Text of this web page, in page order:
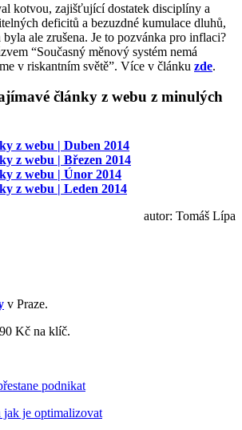
kotvou, zajišťující dostatek disciplíny a
deficitů a bezuzdné kumulace dluhů,
ale zrušena. Je to pozvánka pro inflaci?
“Současný měnový systém nemá
v riskantním světě”. Více v článku zde.
články z webu z minulých
z webu | Duben 2014
z webu | Březen 2014
z webu | Únor 2014
z webu | Leden 2014
autor: Tomáš Lípa
v Praze.
Kč na klíč.
podnikat
jak je optimalizovat